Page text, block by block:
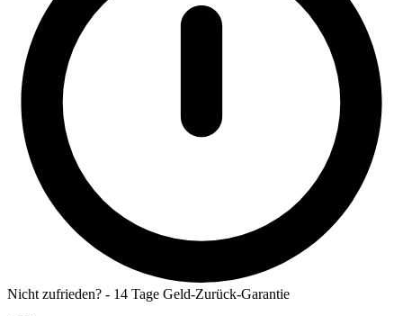
Nicht zufrieden? - 14 Tage Geld-Zurück-Garantie